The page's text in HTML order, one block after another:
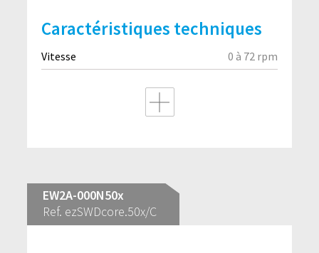
Caractéristiques techniques
Vitesse 0 à 72 rpm
EW2A-000N50x
Ref. ezSWDcore.50x/C